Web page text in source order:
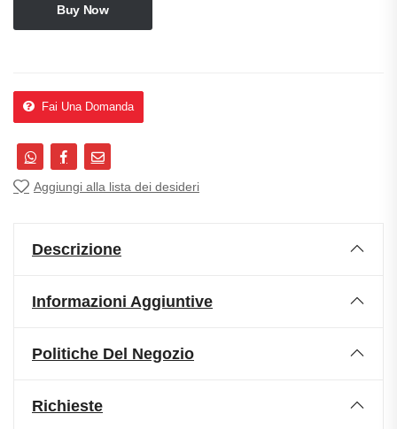
Buy Now
Fai Una Domanda
Aggiungi alla lista dei desideri
Descrizione
Informazioni Aggiuntive
Politiche Del Negozio
Richieste